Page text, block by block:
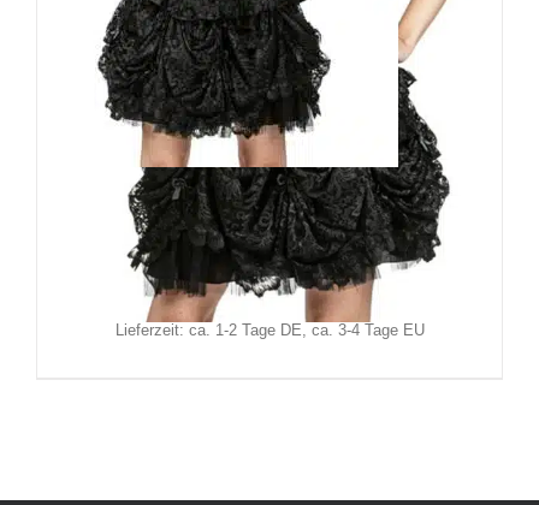
Sinister Minirock Lovis
94,90 €
Inkl. MwSt.
zzgl.Versand
Lieferzeit: ca. 1-2 Tage DE, ca. 3-4 Tage EU